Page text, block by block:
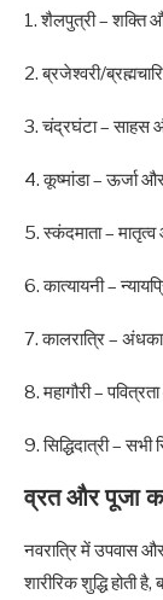
1. शैलपुत्री – शक्ति
2. ब्रजेश्वरी/
3. चंद्रघंटा – साहस
4. कूष्मांडा – ऊर्जा
5. स्कंदमाता –
6. कात्यायनी –
7. कालरात्रि –
8. महागौरी –
9. सिद्धिदात्री – सभी
व्रत और पूजा
नवरात्रि में उपवास
शारीरिक शुद्धि होती